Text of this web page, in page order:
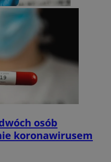
osób
koronawirusem